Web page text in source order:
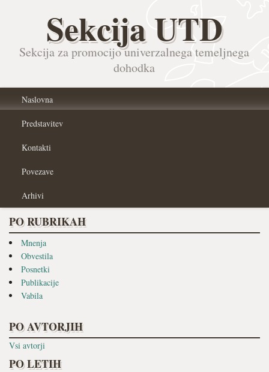
Sekcija UTD
Sekcija za promocijo univerzalnega temeljnega
dohodka
Naslovna
Predstavitev
Kontakti
Povezave
Arhivi
PO RUBRIKAH
Mnenja
Obvestila
Posnetki
Publikacije
Vabila
PO AVTORJIH
Vsi avtorji
PO LETIH